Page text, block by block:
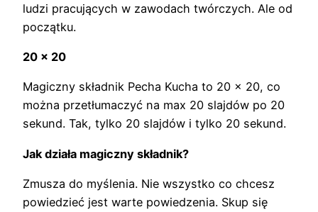
ludzi pracujących w zawodach twórczych. Ale od
początku.
20 x 20
Magiczny składnik Pecha Kucha to 20 x 20, co
można przetłumaczyć na max 20 slajdów po 20
sekund. Tak, tylko 20 slajdów i tylko 20 sekund.
Jak działa magiczny składnik?
Zmusza do myślenia. Nie wszystko co chcesz
powiedzieć jest warte powiedzenia. Skup się